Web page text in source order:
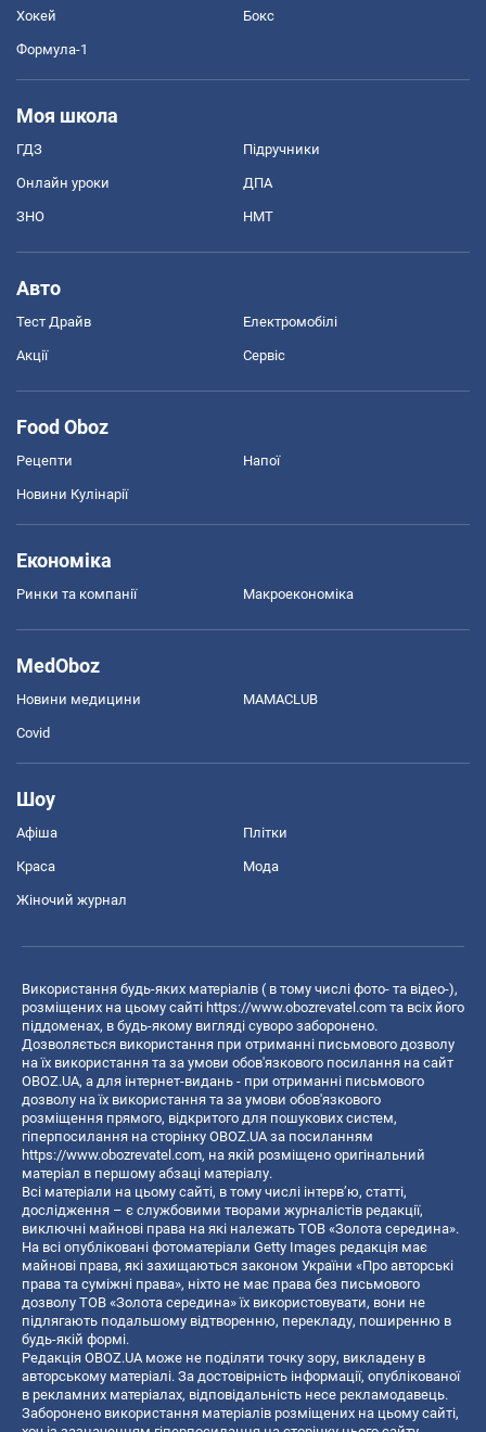
Хокей Бокс
Формула-1
Моя школа
ГДЗ Підручники
Онлайн уроки ДПА
ЗНО НМТ
Авто
Тест Драйв Електромобілі
Акції Сервіс
Food Oboz
Рецепти Напої
Новини Кулінарії
Економіка
Ринки та компанії Макроекономіка
MedOboz
Новини медицини MAMACLUB
Covid
Шоу
Афіша Плітки
Краса Мода
Жіночий журнал
Використання будь-яких матеріалів ( в тому числі фото- та відео-),
розміщених на цьому сайті https://www.obozrevatel.com та всіх його
піддоменах, в будь-якому вигляді суворо заборонено.
Дозволяється використання при отриманні письмового дозволу
на їх використання та за умови обов'язкового посилання на сайт
OBOZ.UA, а для інтернет-видань - при отриманні письмового
дозволу на їх використання та за умови обов'язкового
розміщення прямого, відкритого для пошукових систем,
гіперпосилання на сторінку OBOZ.UA за посиланням
https://www.obozrevatel.com, на якій розміщено оригінальний
матеріал в першому абзаці матеріалу.
Всі матеріали на цьому сайті, в тому числі інтерв’ю, статті,
дослідження – є службовими творами журналістів редакції,
виключні майнові права на які належать ТОВ «Золота середина».
На всі опубліковані фотоматеріали Getty Images редакція має
майнові права, які захищаються законом України «Про авторські
права та суміжні права», ніхто не має права без письмового
дозволу ТОВ «Золота середина» їх використовувати, вони не
підлягають подальшому відтворенню, перекладу, поширенню в
будь-якій формі.
Редакція OBOZ.UA може не поділяти точку зору, викладену в
авторському матеріалі. За достовірність інформації, опублікованої
в рекламних матеріалах, відповідальність несе рекламодавець.
Заборонено використання матеріалів розміщених на цьому сайті,